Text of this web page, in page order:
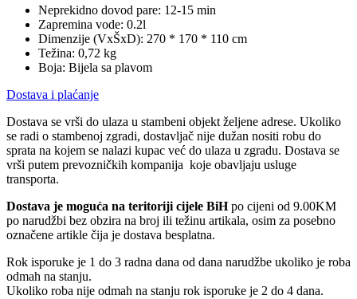
Neprekidno dovod pare: 12-15 min
Zapremina vode: 0.2l
Dimenzije (VxŠxD): 270 * 170 * 110 cm
Težina: 0,72 kg
Boja: Bijela sa plavom
Dostava i plaćanje
Dostava se vrši do ulaza u stambeni objekt željene adrese. Ukoliko
se radi o stambenoj zgradi, dostavljač nije dužan nositi robu do
sprata na kojem se nalazi kupac već do ulaza u zgradu. Dostava se
vrši putem prevozničkih kompanija koje obavljaju usluge
transporta.
Dostava je moguća na teritoriji cijele BiHpo cijeni od 9.00KM
po narudžbi bez obzira na broj ili težinu artikala, osim za posebno
označene artikle čija je dostava besplatna.
Rok isporuke je 1 do 3 radna dana od dana narudžbe ukoliko je roba
odmah na stanju.
Ukoliko roba nije odmah na stanju rok isporuke je 2 do 4 dana.